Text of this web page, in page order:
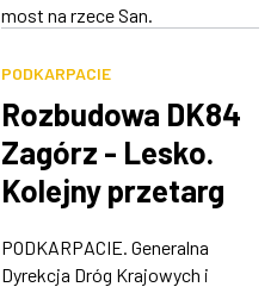
most na rzece San.
PODKARPACIE
Rozbudowa DK84
Zagórz - Lesko.
Kolejny przetarg
projektową
PODKARPACIE. Generalna
Dyrekcja Dróg Krajowych i